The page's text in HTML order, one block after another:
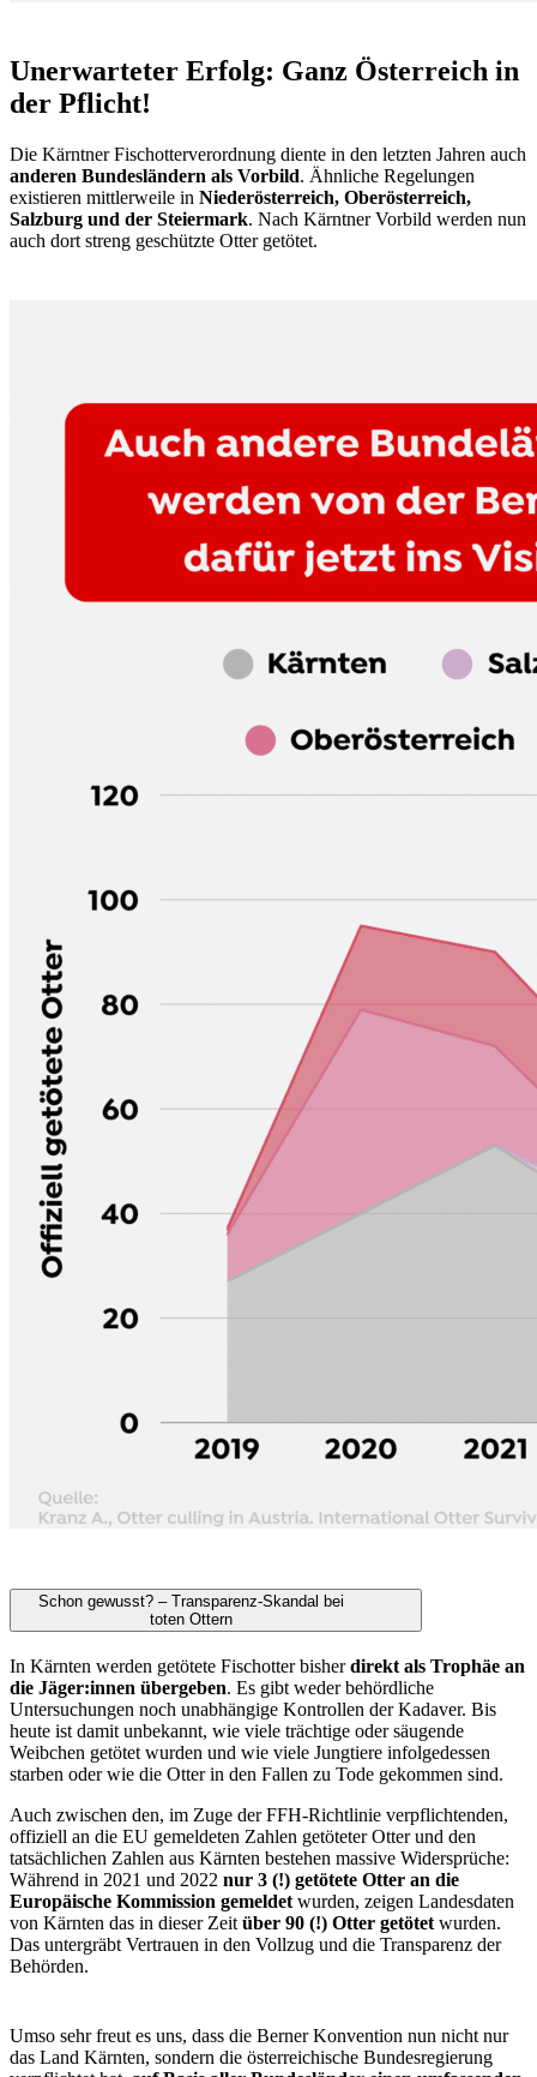
Unerwarteter Erfolg: Ganz Österreich in
der Pflicht!
Die Kärntner Fischotterverordnung diente in den letzten Jahren auch
anderen Bundesländern als Vorbild. Ähnliche Regelungen
existieren mittlerweile in Niederösterreich, Oberösterreich,
Salzburg und der Steiermark. Nach Kärntner Vorbild werden nun
auch dort streng geschützte Otter getötet.
Schon gewusst? – Transparenz-Skandal bei
toten Ottern
In Kärnten werden getötete Fischotter bisherdirekt als Trophäe an
die Jäger:innen übergeben. Es gibt weder behördliche
Untersuchungen noch unabhängige Kontrollen der Kadaver. Bis
heute ist damit unbekannt, wie viele trächtige oder säugende
Weibchen getötet wurden und wie viele Jungtiere infolgedessen
starben oder wie die Otter in den Fallen zu Tode gekommen sind.
Auch zwischen den, im Zuge der FFH-Richtlinie verpflichtenden,
offiziell an die EU gemeldeten Zahlen getöteter Otter und den
tatsächlichen Zahlen aus Kärnten bestehen massive Widersprüche:
Während in 2021 und 2022 nur 3 (!) getötete Otter an die
Europäische Kommission gemeldet wurden, zeigen Landesdaten
von Kärnten das in dieser Zeit über 90 (!) Otter getötet wurden.
Das untergräbt Vertrauen in den Vollzug und die Transparenz der
Behörden.
Umso sehr freut es uns, dass die Berner Konvention nun nicht nur
das Land Kärnten, sondern die österreichische Bundesregierung